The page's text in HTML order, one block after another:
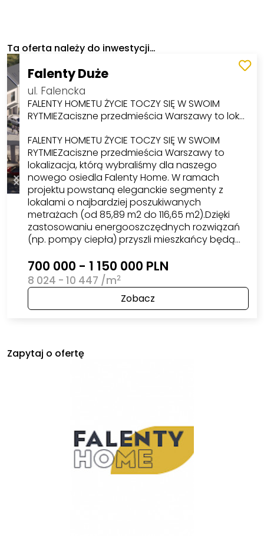
Ta oferta należy do inwestycji…
Falenty Duże
ul. Falencka
FALENTY HOMETU ŻYCIE TOCZY SIĘ W SWOIM
RYTMIEZaciszne przedmieścia Warszawy to lok…
FALENTY HOMETU ŻYCIE TOCZY SIĘ W SWOIM
RYTMIEZaciszne przedmieścia Warszawy to
lokalizacja, którą wybraliśmy dla naszego
nowego osiedla Falenty Home. W ramach
projektu powstaną eleganckie segmenty z
lokalami o najbardziej poszukiwanych
metrażach (od 85,89 m2 do 116,65 m2).Dzięki
zastosowaniu energooszczędnych rozwiązań
(np. pompy ciepła) przyszli mieszkańcy będą…
700 000 - 1 150 000 PLN
8 024 - 10 447 /m2
Zobacz
Zapytaj o ofertę